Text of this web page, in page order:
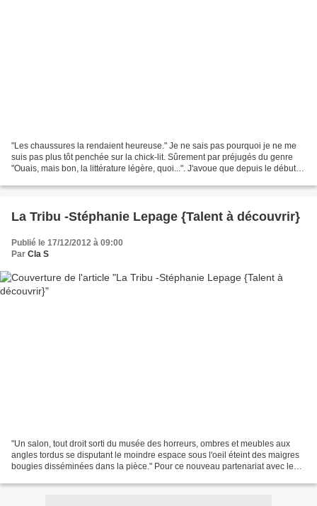
"Les chaussures la rendaient heureuse." Je ne sais pas pourquoi je ne me
suis pas plus tôt penchée sur la chick-lit. Sûrement par préjugés du genre
"Ouais, mais bon, la littérature légère, quoi...". J'avoue que depuis le début
La Tribu -Stéphanie Lepage {Talent à découvrir}
Publié le 17/12/2012 à 09:00
Par Cla S
"Un salon, tout droit sorti du musée des horreurs, ombres et meubles aux
angles tordus se disputant le moindre espace sous l'oeil éteint des maigres
bougies disséminées dans la pièce." Pour ce nouveau partenariat avec les